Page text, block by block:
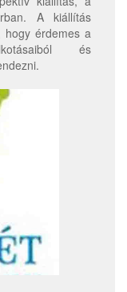
A kiállítás
hogy érdemes a
és